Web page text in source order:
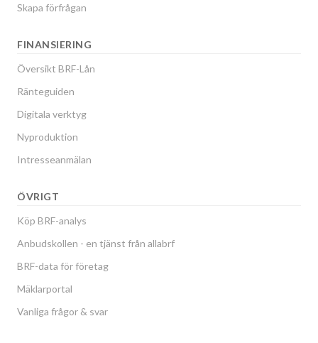
Skapa förfrågan
FINANSIERING
Översikt BRF-Lån
Ränteguiden
Digitala verktyg
Nyproduktion
Intresseanmälan
ÖVRIGT
Köp BRF-analys
Anbudskollen - en tjänst från allabrf
BRF-data för företag
Mäklarportal
Vanliga frågor & svar